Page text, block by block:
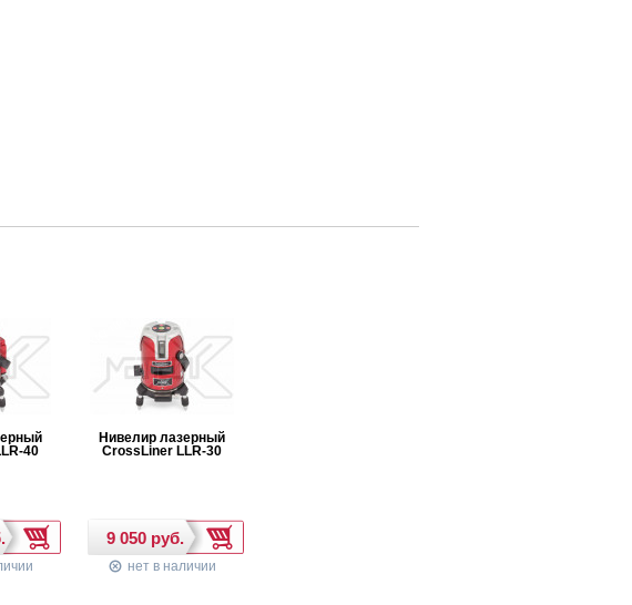
40
ХИТ ПРОДАЖ
Нивелир лазерный
CrossLiner LLR-30
нет в наличии